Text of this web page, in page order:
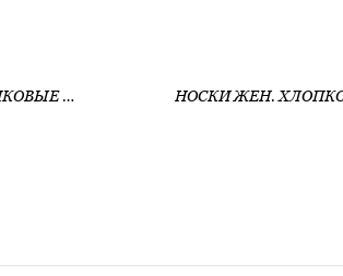
НОСКИ ЖЕН. ХЛОПКОВЫЕ CE CLASSIC (АРТ. 26С-43СП)